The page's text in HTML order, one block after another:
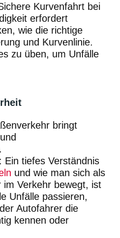
Kurvenfahrt bei
erfordert
wie die richtige
und Kurvenlinie.
zu üben, um Unfälle
bringt
: Ein tiefes Verständnis
und wie man sich als
im Verkehr bewegt, ist
Unfälle passieren,
Autofahrer die
kennen oder